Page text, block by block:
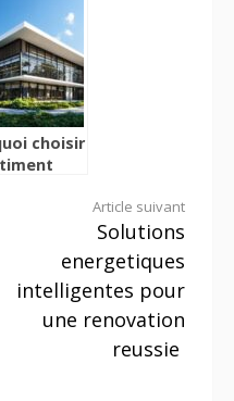
?
choisir
et
Article suivant
Solutions
energetiques
intelligentes pour
une renovation
reussie